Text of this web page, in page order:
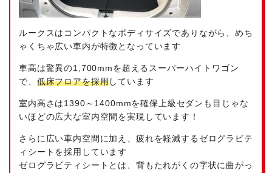
ルークスはコンパクトなボディサイズでありながら、めち
ゃくちゃ広い車内が特徴となっています
車高は驚異の1,700mmを超えるスーパーハイトワゴン
で、 低床フロアを採用しています
室内高さは1390～1400mmを確保上級セダンも目じゃな
いほどの広大な室内空間を実現しています！
さらに広い車内空間に加え、疲れを軽減するゼログラビテ
ィシートを採用しています
ゼログラビティシートとは、背もたれがくの字状に曲がっ